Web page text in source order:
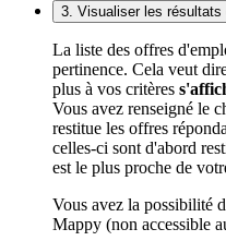
3. Visualiser les résultats
La liste des offres
pertinence. Cela veut
plus à vos critères
Vous avez renseigné le
restitue les offres
celles-ci sont d'abord
est le plus proche de
Vous avez la possibilité
Mappy (non accessible